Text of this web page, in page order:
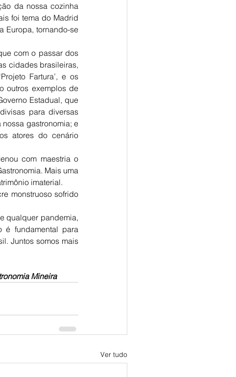
da nossa cozinha
foi tema do Madrid
Europa, tornando-se
com o passar dos
cidades brasileiras,
Fartura’, e os
outros exemplos de
Estadual, que
para diversas
gastronomia; e
atores do cenário
com maestria o
Mais uma
imaterial.
monstruoso sofrido
qualquer pandemia,
é fundamental para
Juntos somos mais
Mineira
Ver tudo